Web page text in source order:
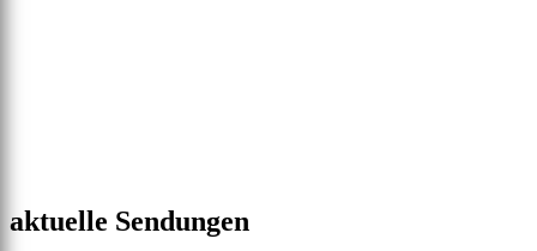
aktuelle Sendungen